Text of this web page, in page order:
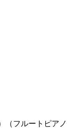
（フルートピアノ